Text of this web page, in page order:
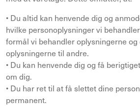
• Du altid kan henvende dig og
hvilke personoplysninger vi
formål vi behandler oplysningerne
oplysningerne til andre.
• Du kan henvende dig og få
om dig.
• Du har ret til at få slettet dine
permanent.